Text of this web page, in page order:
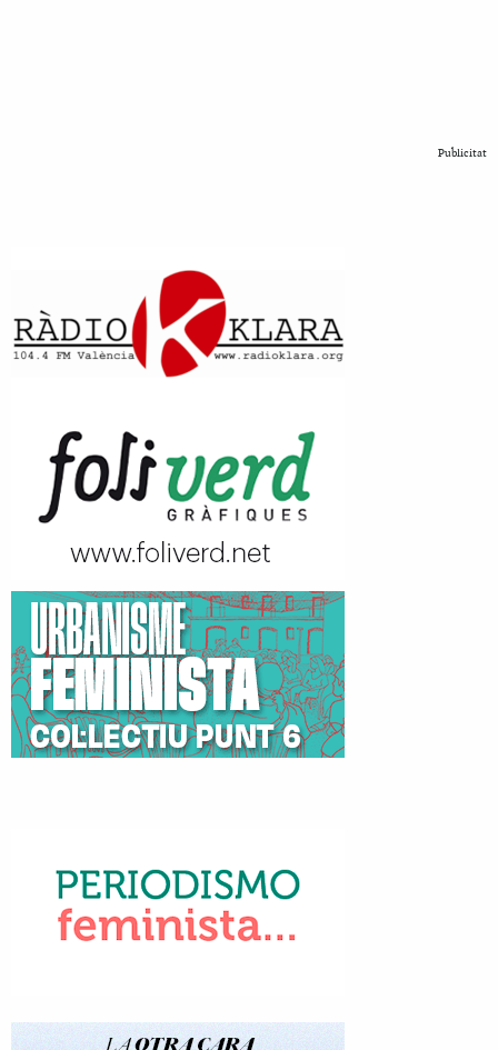
Publicitat